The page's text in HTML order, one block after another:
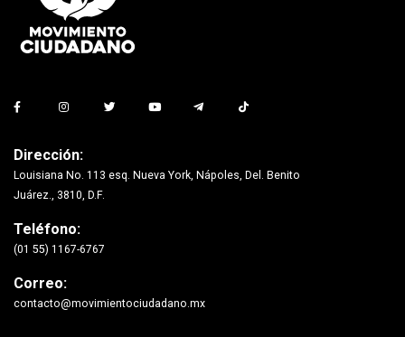
Dirección:
Louisiana No. 113 esq. Nueva York, Nápoles, Del. Benito
Juárez., 3810, D.F.
Teléfono:
(01 55) 1167-6767
Correo:
contacto@movimientociudadano.mx